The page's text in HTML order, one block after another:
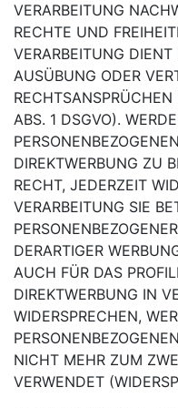
VERARBEITUNG
RECHTE UND
VERARBEITUNG
AUSÜBUNG ODER
ABS. 1 DSGVO).
DIREKTWERBUNG ZU
RECHT, JEDERZEIT
VERARBEITUNG SIE
DERARTIGER
AUCH FÜR DAS
DIREKTWERBUNG IN
WIDERSPRECHEN,
NICHT MEHR ZUM
VERWENDET